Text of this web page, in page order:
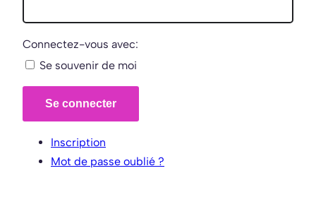
Connectez-vous avec:
Se souvenir de moi
Se connecter
Inscription
Mot de passe oublié ?